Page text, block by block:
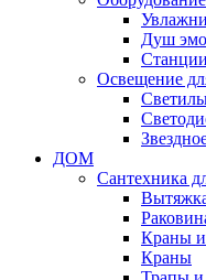
Душ
Освещение
ДОМ
Сантехника
Краны и
Краны